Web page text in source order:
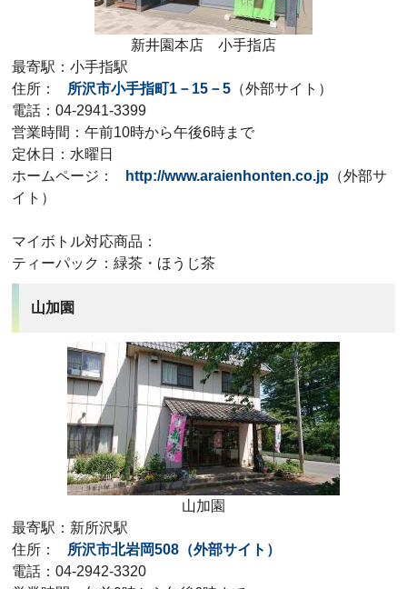
新井園本店 小手指店
最寄駅：小手指駅
住所：
所沢市小手指町1－15－5 （外部サイト）
電話：04-2941-3399
営業時間：午前10時から午後6時まで
定休日：水曜日
ホームページ：
http://www.araienhonten.co.jp （外部サ
イト）
マイボトル対応商品：
ティーパック：緑茶・ほうじ茶
山加園
山加園
最寄駅：新所沢駅
住所：
所沢市北岩岡508 （外部サイト）
電話：04-2942-3320